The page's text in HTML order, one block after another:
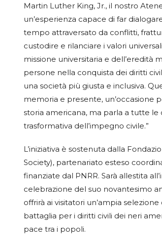
Martin Luther King, Jr., il nostro
un’esperienza capace di far
tempo attraversato da conflitti,
custodire e rilanciare i valori
missione universitaria e dell’eredità
persone nella conquista dei diritti
una società più giusta e inclusiva.
memoria e presente, un’occasione
storia americana, ma parla a tutte
trasformativa dell’impegno civile.”
L’iniziativa è sostenuta dalla
Society), partenariato esteso
finanziate dal PNRR. Sarà allestita
celebrazione del suo novantesimo
offrirà ai visitatori un’ampia
battaglia per i diritti civili dei neri
pace tra i popoli.